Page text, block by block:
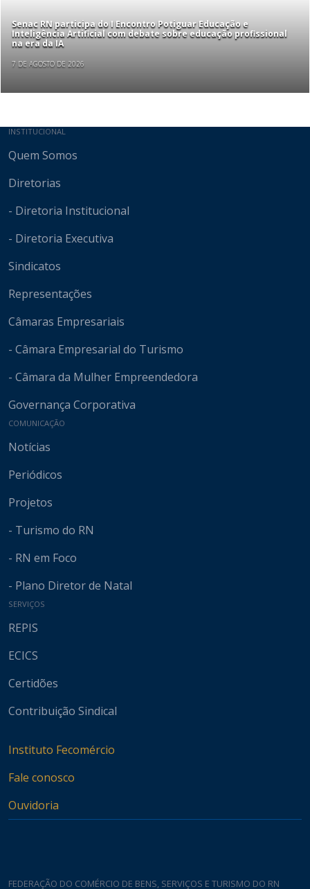
Senac RN participa do I Encontro Potiguar Educação e
Inteligência Artificial com debate sobre educação profissional
na era da IA
7 DE AGOSTO DE 2026
Mapa do site
INSTITUCIONAL
Quem Somos
Diretorias
- Diretoria Institucional
- Diretoria Executiva
Sindicatos
Representações
Câmaras Empresariais
- Câmara Empresarial do Turismo
- Câmara da Mulher Empreendedora
Governança Corporativa
COMUNICAÇÃO
Notícias
Periódicos
Projetos
- Turismo do RN
- RN em Foco
- Plano Diretor de Natal
SERVIÇOS
REPIS
ECICS
Certidões
Contribuição Sindical
Instituto Fecomércio
Fale conosco
Ouvidoria
FEDERAÇÃO DO COMÉRCIO DE BENS, SERVIÇOS E TURISMO DO RN